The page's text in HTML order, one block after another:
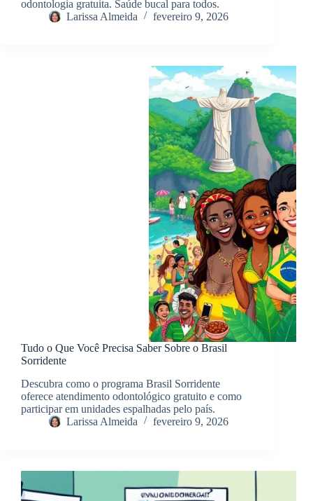
odontologia gratuita. Saúde bucal para todos.
Larissa Almeida
fevereiro 9, 2026
Tudo o Que Você Precisa Saber Sobre o Brasil
Sorridente
Descubra como o programa Brasil Sorridente
oferece atendimento odontológico gratuito e como
participar em unidades espalhadas pelo país.
Larissa Almeida
fevereiro 9, 2026